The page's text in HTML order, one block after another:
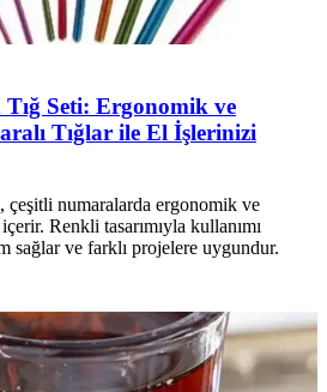
Seti: Ergonomik ve
Tığlar ile El İşlerinizi
çeşitli numaralarda ergonomik ve
Renkli tasarımıyla kullanımı
sağlar ve farklı projelere uygundur.